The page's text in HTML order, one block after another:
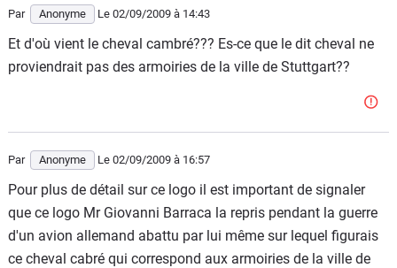
Par Anonyme Le 02/09/2009 à 14:43
Et d'où vient le cheval cambré??? Es-ce que le dit cheval ne
proviendrait pas des armoiries de la ville de Stuttgart??
Par Anonyme Le 02/09/2009 à 16:57
Pour plus de détail sur ce logo il est important de signaler
que ce logo Mr Giovanni Barraca la repris pendant la guerre
d'un avion allemand abattu par lui même sur lequel figurais
ce cheval cabré qui correspond aux armoiries de la ville de